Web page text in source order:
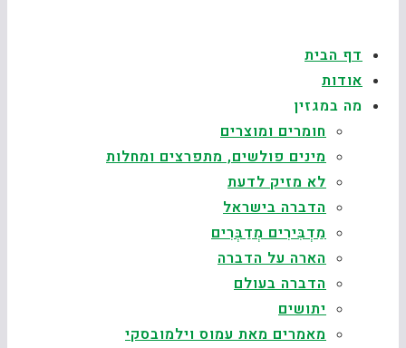
דף הבית
אודות
מה במגזין
חומרים ומוצרים
מינים פולשים, מתפרצים ומחלות
לא מזיק לדעת
הדברה בישראל
מַדְבִּירִים מְדַבְּרִים
הארה על הדברה
הדברה בעולם
יתושים
מאמרים מאת עמוס וילמובסקי